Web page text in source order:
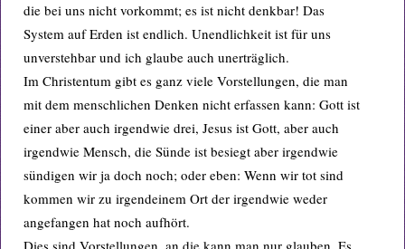
die bei uns nicht vorkommt; es ist nicht denkbar! Das
System auf Erden ist endlich. Unendlichkeit ist für uns
unverstehbar und ich glaube auch unerträglich.
Im Christentum gibt es ganz viele Vorstellungen, die man
mit dem menschlichen Denken nicht erfassen kann: Gott ist
einer aber auch irgendwie drei, Jesus ist Gott, aber auch
irgendwie Mensch, die Sünde ist besiegt aber irgendwie
sündigen wir ja doch noch; oder eben: Wenn wir tot sind
kommen wir zu irgendeinem Ort der irgendwie weder
angefangen hat noch aufhört.
Dies sind Vorstellungen, an die kann man nur glauben. Es